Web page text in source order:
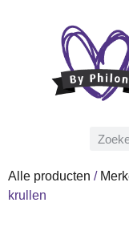
Alle producten /
krullen